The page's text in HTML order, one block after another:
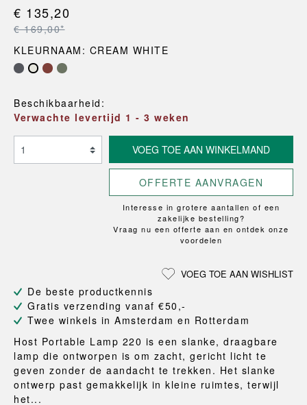
€ 135,20
€ 169,00*
KLEURNAAM: CREAM WHITE
Beschikbaarheid:
Verwachte levertijd 1 - 3 weken
VOEG TOE AAN WINKELMAND
OFFERTE AANVRAGEN
Interesse in grotere aantallen of een
zakelijke bestelling?
Vraag nu een offerte aan en ontdek onze
voordelen
VOEG TOE AAN WISHLIST
De beste productkennis
Gratis verzending vanaf €50,-
Twee winkels in Amsterdam en Rotterdam
Host Portable Lamp 220 is een slanke, draagbare
lamp die ontworpen is om zacht, gericht licht te
geven zonder de aandacht te trekken. Het slanke
ontwerp past gemakkelijk in kleine ruimtes, terwijl
het...